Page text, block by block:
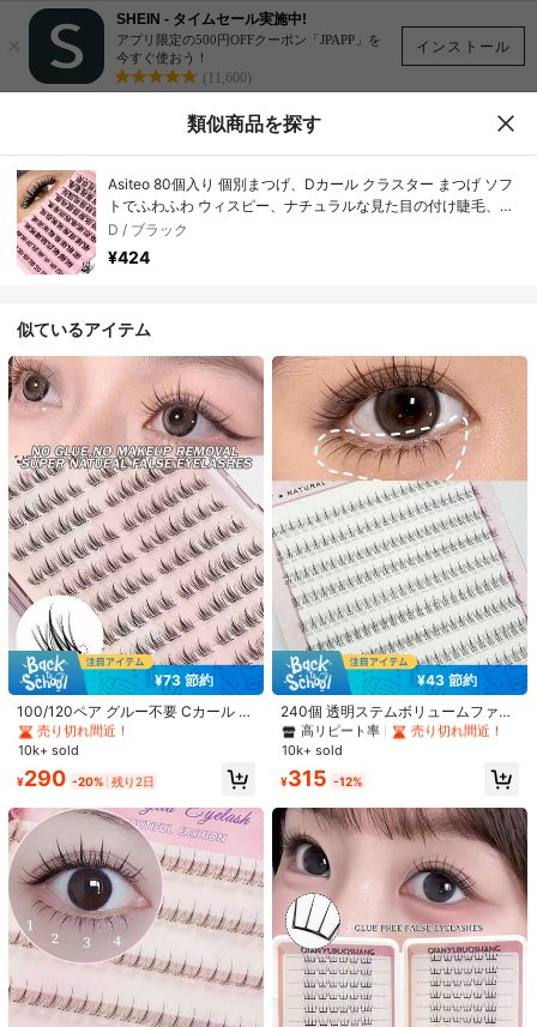
インストール
×
SHEIN - タイムセール実施中!
アプリ限定の500円OFFクーポン「JPAPP」を
今すぐ使おう！
(11,600)
1/6
¥424
Asiteo 80個入り 個別まつげ、Dカール クラスター ま
つげ ソフトでふわふわ ウィスピー、ナチュラル
な見た目の付け睫毛、デイリーメイクアップ用エ
クステンション まつげ
4.50(
まつ毛カール
類似商品を探す
Asiteo 80個入り 個別まつげ、Dカール クラスター まつげ ソフ
トでふわふわ ウィスピー、ナチュラルな見た目の付け睫毛、デ
イリーメイクアップ用エクステンション まつげ
D / ブラック
¥424
似ているアイテム
¥73 節約
100/120ペア グルー不要 Cカール 自
己接着式クラスターまつげ プレグル
ー 個別まつげクラスター 10-13mm
グメントまつげ
#1 ベストセラー 接着剤不要、リムーバー不要 まつ毛1本ずつ
売り切れ間近！
#1 ベストセラー 接着剤不要、リムーバー不要 まつ毛1本ずつ
売り切れ間近！
#1 ベストセラー 接着剤不要、リムーバー不要 まつ毛1本ずつ
売り切れ間近！
#1 ベストセラー
売り切れ間近！
10k+ sold
¥290 -20% 残り2日
¥43 節約
240個 透明ステムボリュームファン
ラッシュエクステンション 初心者
用、ナチュラル ルーズ シングルクラ
クラスター スモールフレアダウンラ
ッシュクラスター、アイラッシュク
ラスター、インディビデュアルアイ
ラッシュ、つけまつげ
#1 ベストセラー B まつ毛1本ずつ
高リピート率 売り切れ間近！
#1 ベストセラー B まつ毛1本ずつ
高リピート率 売り切れ間近！
#1 ベストセラー B まつ毛1本ずつ
高リピート率 売り切れ間近！
#1 ベストセラー
高リピート率 売り切れ間近！
10k+ sold
¥315 -12%